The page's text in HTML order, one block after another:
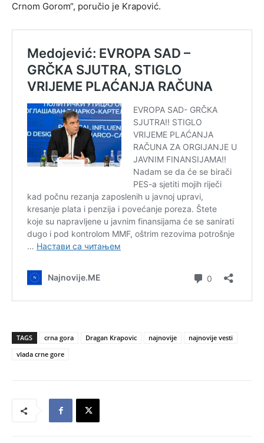
Crnom Gorom“, poručio je Krapović.
TAGS crna gora Dragan Krapovic najnovije
najnovije vesti
vlada crne gore